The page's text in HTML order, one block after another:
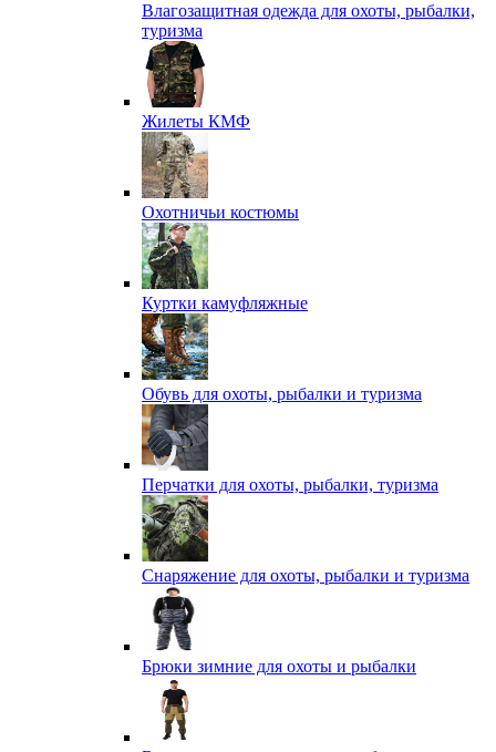
Влагозащитная одежда для охоты, рыбалки,
туризма
Жилеты КМФ
Охотничьи костюмы
Куртки камуфляжные
Обувь для охоты, рыбалки и туризма
Перчатки для охоты, рыбалки, туризма
Снаряжение для охоты, рыбалки и туризма
Брюки зимние для охоты и рыбалки